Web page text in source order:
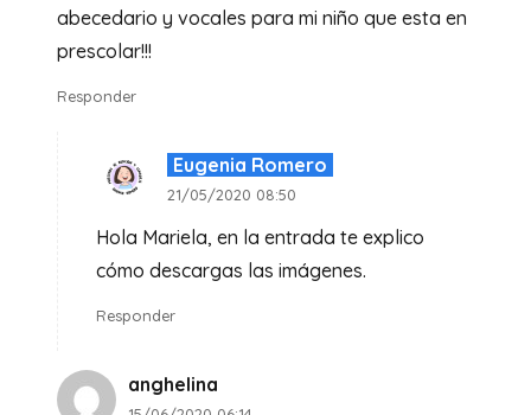
abecedario y vocales para mi niño que esta en
prescolar!!!
Responder
Eugenia Romero
21/05/2020 08:50
Hola Mariela, en la entrada te explico
cómo descargas las imágenes.
Responder
anghelina